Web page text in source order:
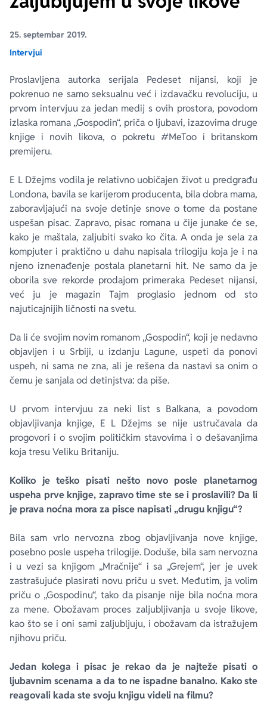
25. septembar 2019.
Intervjui
Proslavljena autorka serijala Pedeset nijansi, koji je
pokrenuo ne samo seksualnu već i izdavačku revoluciju, u
prvom intervjuu za jedan medij s ovih prostora, povodom
izlaska romana „Gospodin“, priča o ljubavi, izazovima druge
knjige i novih likova, o pokretu #MeToo i britanskom
premijeru.
E L Džejms vodila je relativno uobičajen život u predgrađu
Londona, bavila se karijerom producenta, bila dobra mama,
zaboravljajući na svoje detinje snove o tome da postane
uspešan pisac. Zapravo, pisac romana u čije junake će se,
kako je maštala, zaljubiti svako ko čita. A onda je sela za
kompjuter i praktično u dahu napisala trilogiju koja je i na
njeno iznenađenje postala planetarni hit. Ne samo da je
oborila sve rekorde prodajom primeraka Pedeset nijansi,
već ju je magazin Tajm proglasio jednom od sto
najuticajnijih ličnosti na svetu.
Da li će svojim novim romanom „Gospodin“, koji je nedavno
objavljen i u Srbiji, u izdanju Lagune, uspeti da ponovi
uspeh, ni sama ne zna, ali je rešena da nastavi sa onim o
čemu je sanjala od detinjstva: da piše.
U prvom intervjuu za neki list s Balkana, a povodom
objavljivanja knjige, E L Džejms se nije ustručavala da
progovori i o svojim političkim stavovima i o dešavanjima
koja tresu Veliku Britaniju.
Koliko je teško pisati nešto novo posle planetarnog
uspeha prve knjige, zapravo time ste se i proslavili? Da li
je prava noćna mora za pisce napisati „drugu knjigu“?
Bila sam vrlo nervozna zbog objavljivanja nove knjige,
posebno posle uspeha trilogije. Doduše, bila sam nervozna
i u vezi sa knjigom „Mračnije“ i sa „Grejem“, jer je uvek
zastrašujuće plasirati novu priču u svet. Međutim, ja volim
priču o „Gospodinu“, tako da pisanje nije bila noćna mora
za mene. Obožavam proces zaljubljivanja u svoje likove,
kao što se i oni sami zaljubljuju, i obožavam da istražujem
njihovu priču.
Jedan kolega i pisac je rekao da je najteže pisati o
ljubavnim scenama a da to ne ispadne banalno. Kako ste
reagovali kada ste svoju knjigu videli na filmu?
Ekranizovane knjige
E-knjige
Autori
Poezija
Biografija
Bojan Ljubenović
Milica Jakovljević Mir-Jam
Peter Handke
Elif Šafak